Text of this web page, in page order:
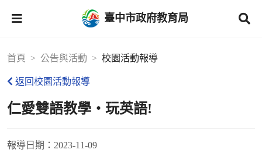
臺中市政府教育局
首頁 公告與活動 校園活動報導
返回校園活動報導
仁愛雙語教學‧玩英語!
報導日期： 2023-11-09